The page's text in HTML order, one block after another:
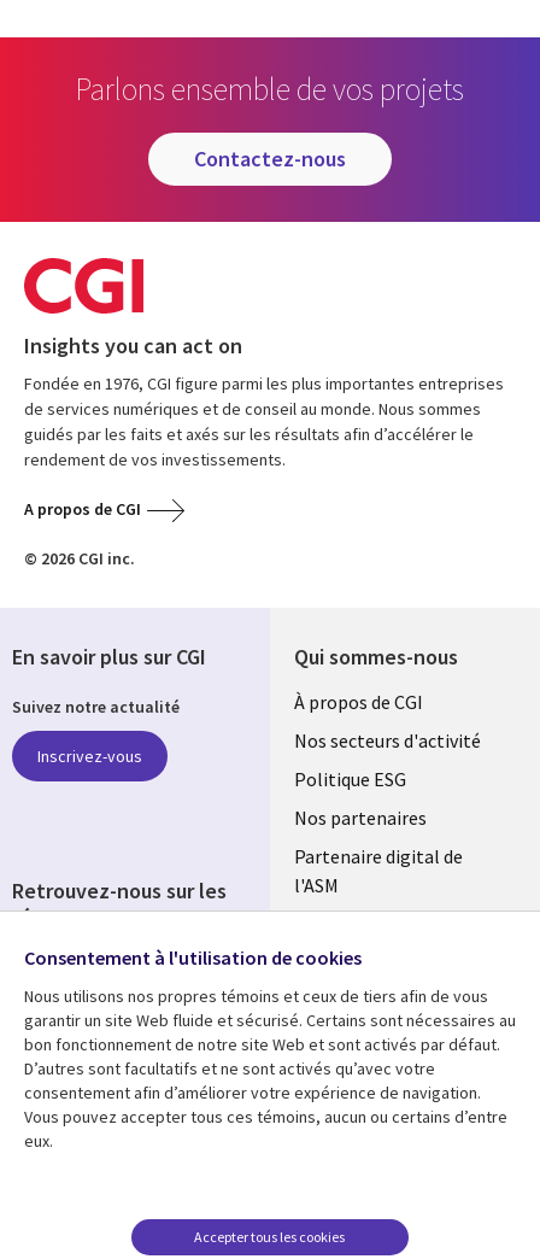
Parlons ensemble de vos projets
contactez-nous
Insights you can act on
Fondée en 1976, CGI figure parmi les plus importantes entreprises
de services numériques et de conseil au monde. Nous sommes
guidés par les faits et axés sur les résultats afin d’accélérer le
rendement de vos investissements.
A propos de CGI
© 2026 CGI inc.
Qui sommes-nous
Useful
links
FRANCE
À propos de CGI
Nos secteurs d'activité
Politique ESG
Nos partenaires
Partenaire digital de
l'ASM
Fusions
Ressources
Library
Links
Articles
Blog
Support
Legal
Accessibilité
conditions juridiques
En savoir plus sur CGI
Suivez notre actualité
Inscrivez-vous
Retrouvez-nous sur les
réseaux
Social
Media
FRANCE
Consentement à l'utilisation de cookies
Nous utilisons nos propres témoins et ceux de tiers afin de vous
garantir un site Web fluide et sécurisé. Certains sont nécessaires au
bon fonctionnement de notre site Web et sont activés par défaut.
D’autres sont facultatifs et ne sont activés qu’avec votre
consentement afin d’améliorer votre expérience de navigation.
Vous pouvez accepter tous ces témoins, aucun ou certains d’entre
eux.
Accepter tous les cookies